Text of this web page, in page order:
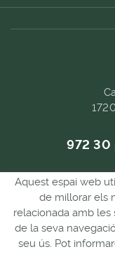
972
Aquest espai web
de millorar els
relacionada amb
de la seva
seu ús. Pot